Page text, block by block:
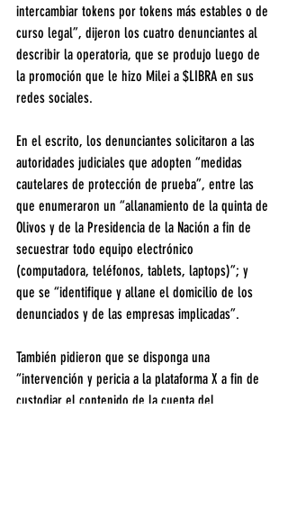
intercambiar tokens por tokens más estables o de
curso legal”, dijeron los cuatro denunciantes al
describir la operatoria, que se produjo luego de
la promoción que le hizo Milei a $LIBRA en sus
redes sociales.
En el escrito, los denunciantes solicitaron a las
autoridades judiciales que adopten “medidas
cautelares de protección de prueba”, entre las
que enumeraron un “allanamiento de la quinta de
Olivos y de la Presidencia de la Nación a fin de
secuestrar todo equipo electrónico
(computadora, teléfonos, tablets, laptops)”; y
que se “identifique y allane el domicilio de los
denunciados y de las empresas implicadas”.
También pidieron que se disponga una
“intervención y pericia a la plataforma X a fin de
custodiar el contenido de la cuenta del